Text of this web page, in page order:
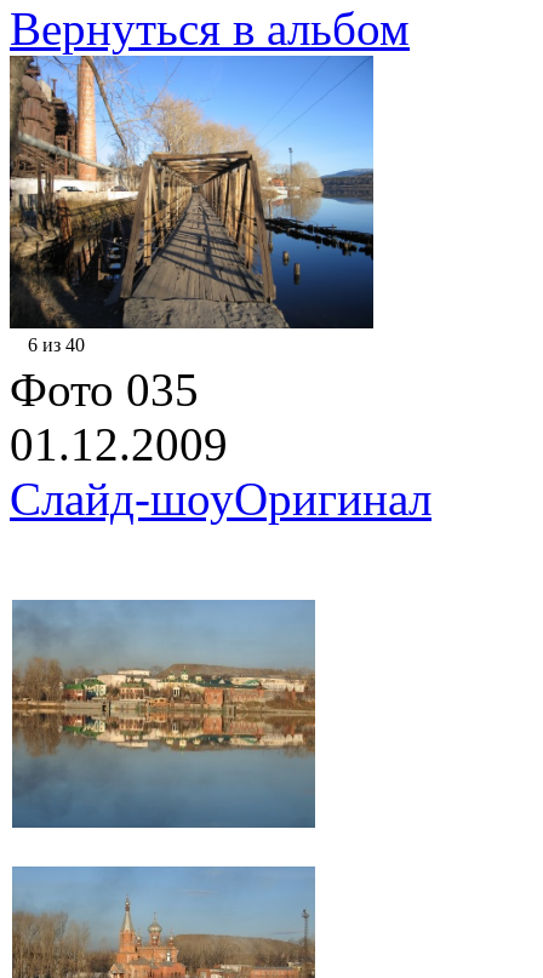
Вернуться в альбом
6 из 40
Фото 035
01.12.2009
Слайд-шоуОригинал